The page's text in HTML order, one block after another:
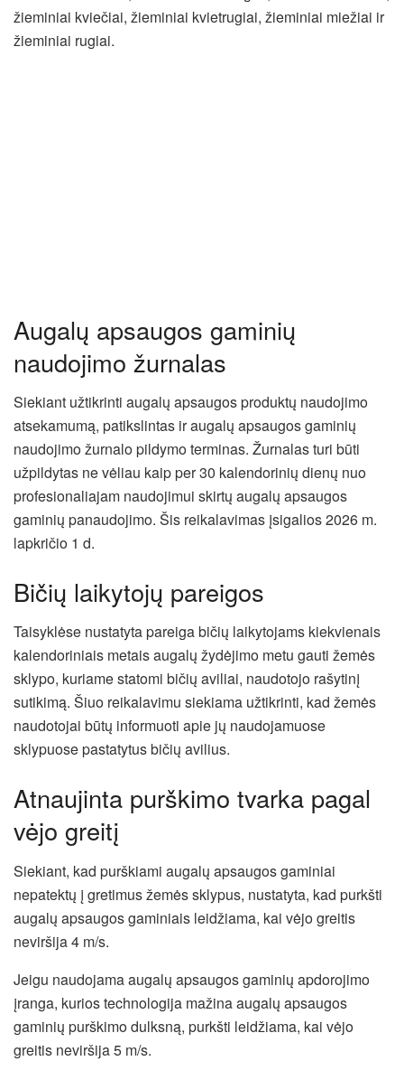
žieminiai kviečiai, žieminiai kvietrugiai, žieminiai miežiai ir
žieminiai rugiai.
Augalų apsaugos gaminių
naudojimo žurnalas
Siekiant užtikrinti augalų apsaugos produktų naudojimo
atsekamumą, patikslintas ir augalų apsaugos gaminių
naudojimo žurnalo pildymo terminas. Žurnalas turi būti
užpildytas ne vėliau kaip per 30 kalendorinių dienų nuo
profesionaliajam naudojimui skirtų augalų apsaugos
gaminių panaudojimo. Šis reikalavimas įsigalios 2026 m.
lapkričio 1 d.
Bičių laikytojų pareigos
Taisyklėse nustatyta pareiga bičių laikytojams kiekvienais
kalendoriniais metais augalų žydėjimo metu gauti žemės
sklypo, kuriame statomi bičių aviliai, naudotojo rašytinį
sutikimą. Šiuo reikalavimu siekiama užtikrinti, kad žemės
naudotojai būtų informuoti apie jų naudojamuose
sklypuose pastatytus bičių avilius.
Atnaujinta purškimo tvarka pagal
vėjo greitį
Siekiant, kad purškiami augalų apsaugos gaminiai
nepatektų į gretimus žemės sklypus, nustatyta, kad purkšti
augalų apsaugos gaminiais leidžiama, kai vėjo greitis
neviršija 4 m/s.
Jeigu naudojama augalų apsaugos gaminių apdorojimo
įranga, kurios technologija mažina augalų apsaugos
gaminių purškimo dulksną, purkšti leidžiama, kai vėjo
greitis neviršija 5 m/s.